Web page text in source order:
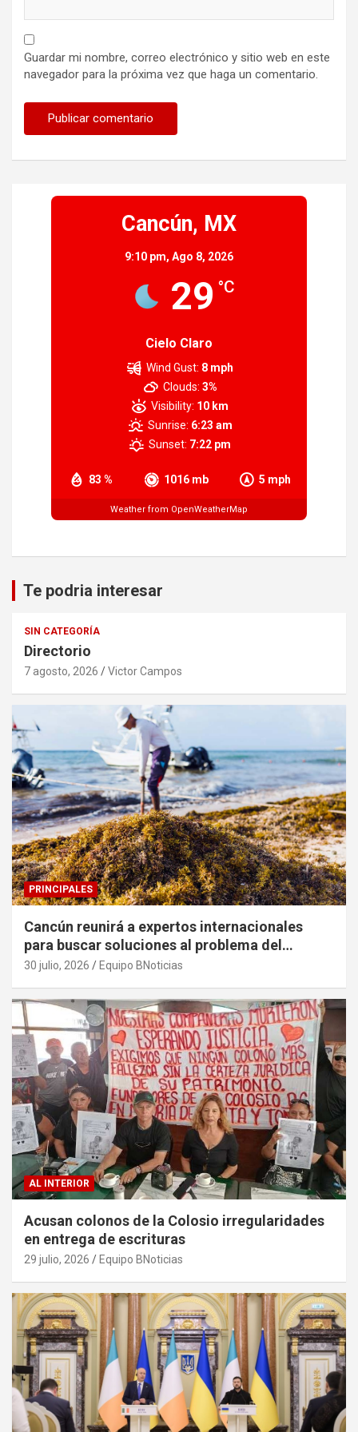
Guardar mi nombre, correo electrónico y sitio web en este
navegador para la próxima vez que haga un comentario.
Cancún, MX
9:10 pm, Ago 8, 2026
29 °C
Cielo Claro
83 % 1016 mb 5 mph
Wind Gust: 8 mph
Clouds: 3%
Visibility: 10 km
Sunrise: 6:23 am
Sunset: 7:22 pm
Weather from OpenWeatherMap
Te podria interesar
SIN CATEGORÍA
Directorio
7 agosto, 2026 Victor Campos
PRINCIPALES
Cancún reunirá a expertos internacionales
para buscar soluciones al problema del
sargazo
30 julio, 2026 Equipo BNoticias
AL INTERIOR
Acusan colonos de la Colosio irregularidades
en entrega de escrituras
29 julio, 2026 Equipo BNoticias